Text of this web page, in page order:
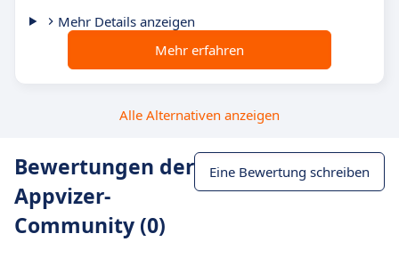
Mehr Details anzeigen
Mehr erfahren
Alle Alternativen anzeigen
Bewertungen der
Appvizer-
Community (0)
Eine Bewertung schreiben